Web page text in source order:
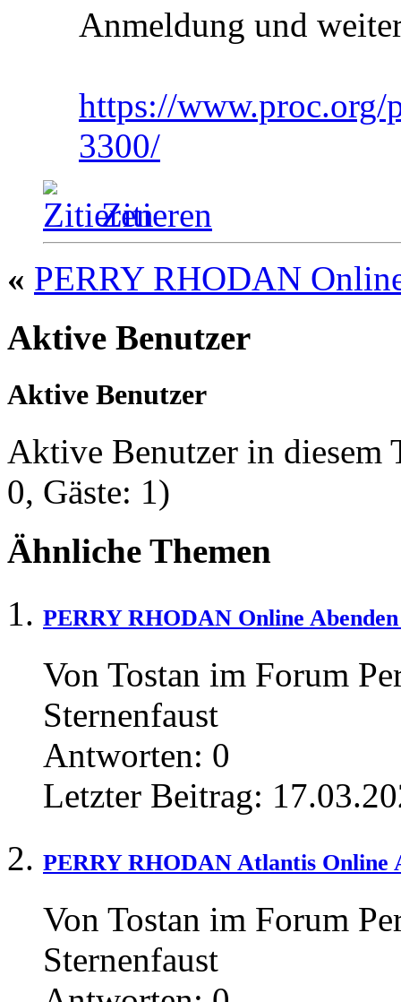
Anmeldung und
https://www.proc.org/
3300/
Zitieren
« PERRY RHODAN
Aktive Benutzer
Aktive Benutzer
Aktive Benutzer in diesem
0, Gäste: 1)
Ähnliche Themen
PERRY RHODAN Online
Von Tostan im Forum
Sternenfaust
Antworten: 0
Letzter Beitrag:
PERRY RHODAN Atlantis Online
Von Tostan im Forum
Sternenfaust